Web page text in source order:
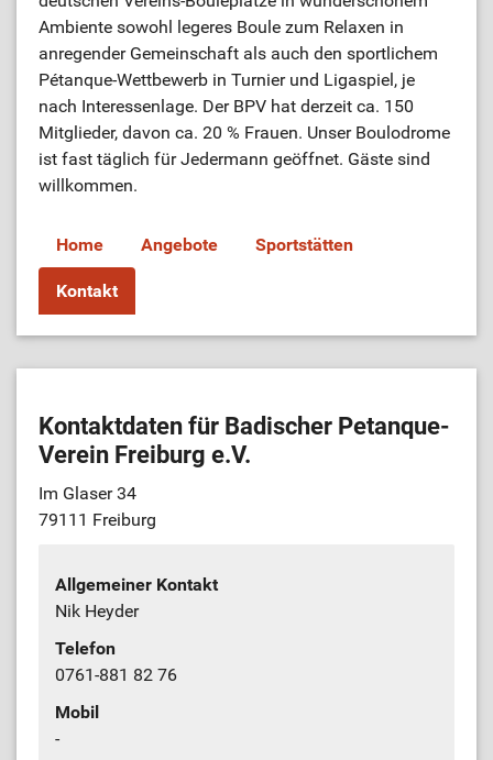
ÜL-Börse
Ambiente sowohl legeres Boule zum Relaxen in
anregender Gemeinschaft als auch den sportlichem
Pétanque-Wettbewerb in Turnier und Ligaspiel, je
nach Interessenlage. Der BPV hat derzeit ca. 150
Mitglieder, davon ca. 20 % Frauen. Unser Boulodrome
ist fast täglich für Jedermann geöffnet. Gäste sind
willkommen.
Home Angebote Sportstätten
Kontakt
Kontaktdaten für Badischer Petanque-
Verein Freiburg e.V.
Im Glaser 34
79111 Freiburg
Allgemeiner Kontakt
Nik Heyder
Telefon
0761-881 82 76
Mobil
-